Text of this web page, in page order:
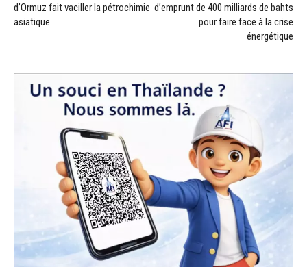
d’Ormuz fait vaciller la pétrochimie
asiatique
d’emprunt de 400 milliards de bahts
pour faire face à la crise
énergétique